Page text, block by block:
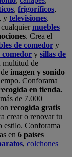
, frigoríficos,
, y televisiones.
cualquiermuebles
. Crea el
de comedor y
comedor y sillas de
multitud de
imagen y sonido
Conforama
en tienda.
de 7.000
recogida gratis
crear o renovar tu
estilo. Conforama
en 6 países
, colchones